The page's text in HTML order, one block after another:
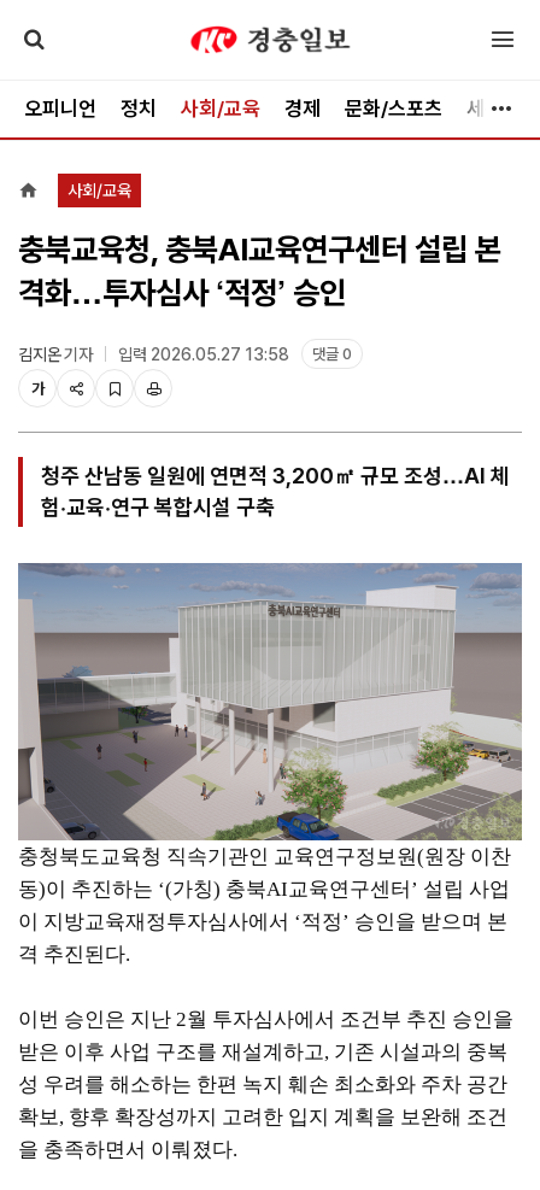
오피니언 정치 사회/교육 경제 문화/스포츠 세종
사회/교육
충북교육청, 충북AI교육연구센터 설립 본
격화…투자심사 ‘적정’ 승인
김지온기자 입력 2026.05.27 13:58
댓글 0
가
청주 산남동 일원에 연면적 3,200㎡ 규모 조성…AI 체
험·교육·연구 복합시설 구축
충청북도교육청 직속기관인 교육연구정보원(원장 이찬
동)이 추진하는 ‘(가칭) 충북AI교육연구센터’ 설립 사업
이 지방교육재정투자심사에서 ‘적정’ 승인을 받으며 본
격 추진된다.
이번 승인은 지난 2월 투자심사에서 조건부 추진 승인을
받은 이후 사업 구조를 재설계하고, 기존 시설과의 중복
성 우려를 해소하는 한편 녹지 훼손 최소화와 주차 공간
확보, 향후 확장성까지 고려한 입지 계획을 보완해 조건
을 충족하면서 이뤄졌다.